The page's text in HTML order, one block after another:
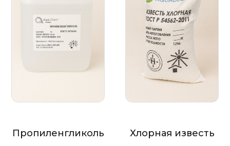
Пропиленгликоль Хлорная известь